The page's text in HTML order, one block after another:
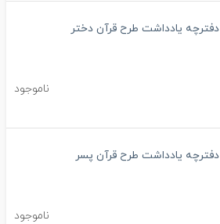
دفترچه یادداشت طرح قرآن دختر
ناموجود
دفترچه یادداشت طرح قرآن پسر
ناموجود